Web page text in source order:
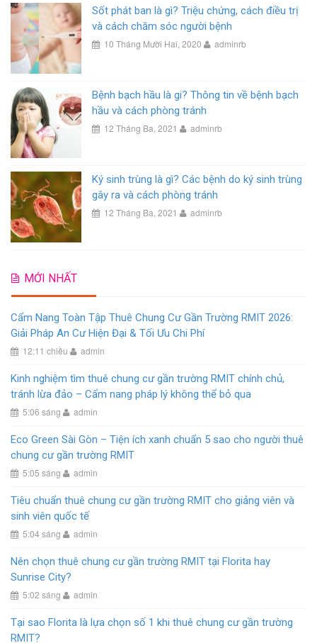
Sốt phát ban là gì? Triệu chứng, cách điều trị
và cách chăm sóc người bệnh
10 Tháng Mười Hai, 2020 adminrb
Bệnh bạch hầu là gi? Thông tin về bệnh bạch
hầu và cách phòng tránh
12 Tháng Ba, 2021 adminrb
Ký sinh trùng là gì? Các bệnh do ký sinh trùng
gây ra và cách phòng tránh
12 Tháng Ba, 2021 adminrb
MỚI NHẤT
Cẩm Nang Toàn Tập Thuê Chung Cư Gần Trường RMIT 2026:
Giải Pháp An Cư Hiện Đại & Tối Ưu Chi Phí
12:11 chiều admin
Kinh nghiệm tìm thuê chung cư gần trường RMIT chính chủ,
tránh lừa đảo – Cẩm nang pháp lý không thể bỏ qua
5:06 sáng admin
Eco Green Sài Gòn – Tiện ích xanh chuẩn 5 sao cho người thuê
chung cư gần trường RMIT
5:05 sáng admin
Tiêu chuẩn thuê chung cư gần trường RMIT cho giảng viên và
sinh viên quốc tế
5:04 sáng admin
Nên chọn thuê chung cư gần trường RMIT tại Florita hay
Sunrise City?
5:02 sáng admin
Tại sao Florita là lựa chọn số 1 khi thuê chung cư gần trường
RMIT?